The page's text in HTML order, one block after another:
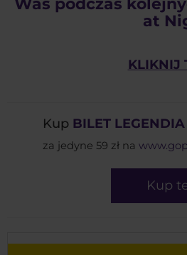
Was podczas
at
KLIKNIJ
Kup BILET
za jedyne 59 zł na
Kup